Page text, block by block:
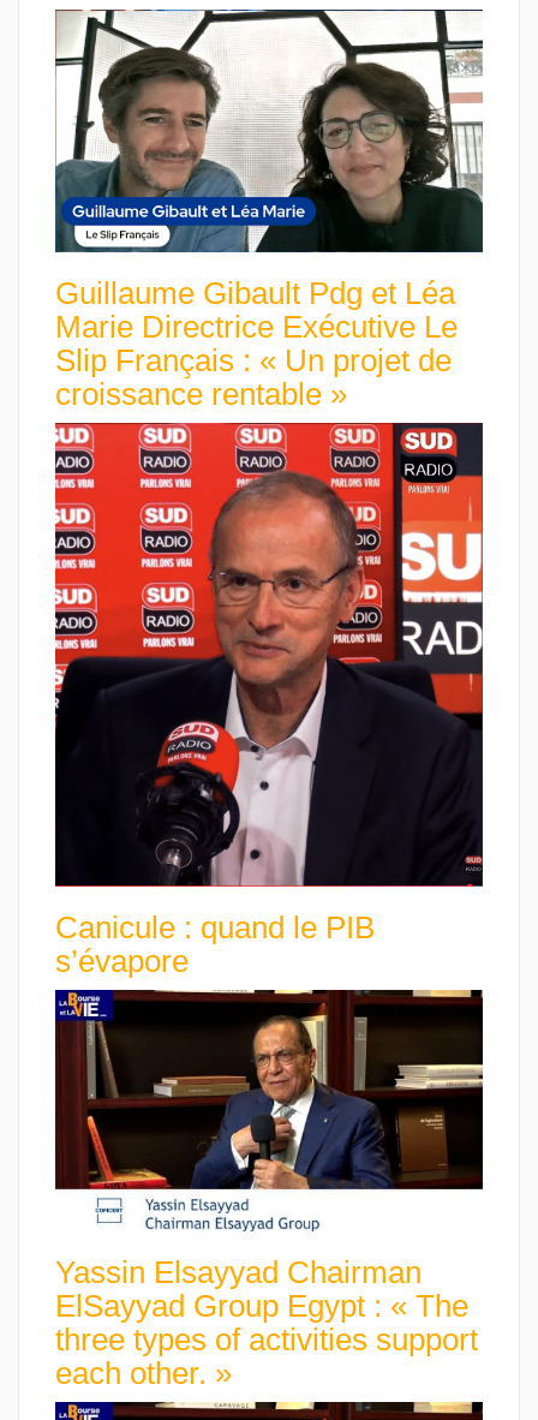
Guillaume Gibault Pdg et Léa
Marie Directrice Exécutive Le
Slip Français : « Un projet de
croissance rentable »
Canicule : quand le PIB
s’évapore
Yassin Elsayyad Chairman
ElSayyad Group Egypt : « The
three types of activities support
each other. »